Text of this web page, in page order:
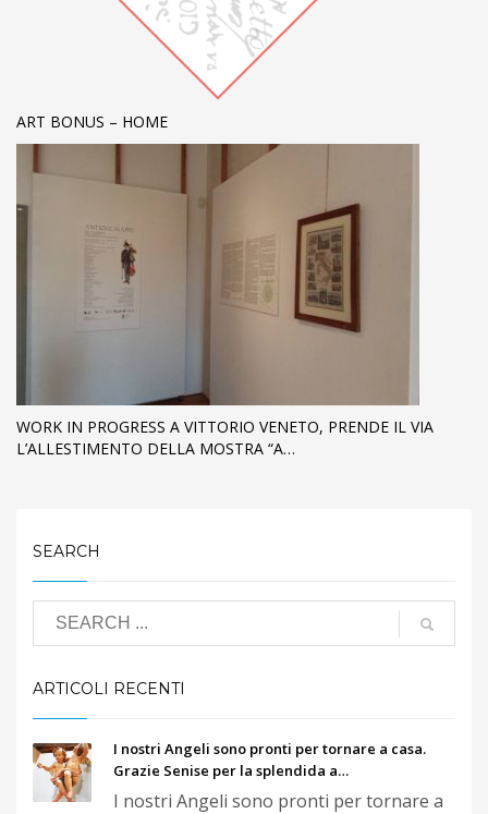
ART BONUS – HOME
WORK IN PROGRESS A VITTORIO VENETO, PRENDE IL VIA
L’ALLESTIMENTO DELLA MOSTRA “A…
SEARCH
ARTICOLI RECENTI
I nostri Angeli sono pronti per tornare a casa.
Grazie Senise per la splendida a…
I nostri Angeli sono pronti per tornare a